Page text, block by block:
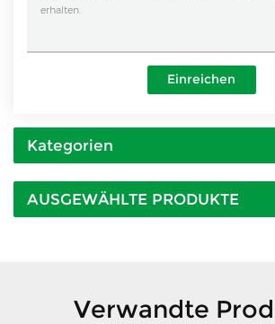
Einreichen
Kategorien
AUSGEWÄHLTE PRODUKTE
Verwandte